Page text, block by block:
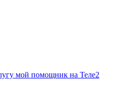
мой помощник на Теле2